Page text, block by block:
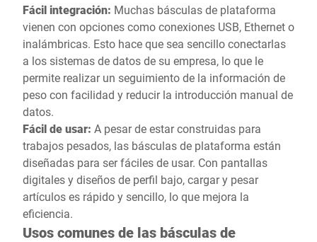
Fácil integración: Muchas básculas de plataforma
vienen con opciones como conexiones USB, Ethernet o
inalámbricas. Esto hace que sea sencillo conectarlas
a los sistemas de datos de su empresa, lo que le
permite realizar un seguimiento de la información de
peso con facilidad y reducir la introducción manual de
datos.
Fácil de usar: A pesar de estar construidas para
trabajos pesados, las básculas de plataforma están
diseñadas para ser fáciles de usar. Con pantallas
digitales y diseños de perfil bajo, cargar y pesar
artículos es rápido y sencillo, lo que mejora la
eficiencia.
Usos comunes de las básculas de